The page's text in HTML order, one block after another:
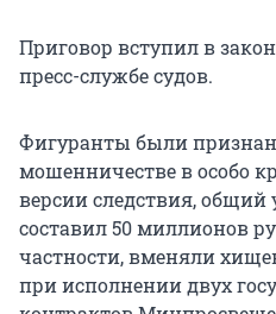
Приговор вступил в
пресс-службе судов.
Фигуранты были
мошенничестве в особо
версии следствия, общий
составил 50 миллионов
частности, вменяли
при исполнении двух